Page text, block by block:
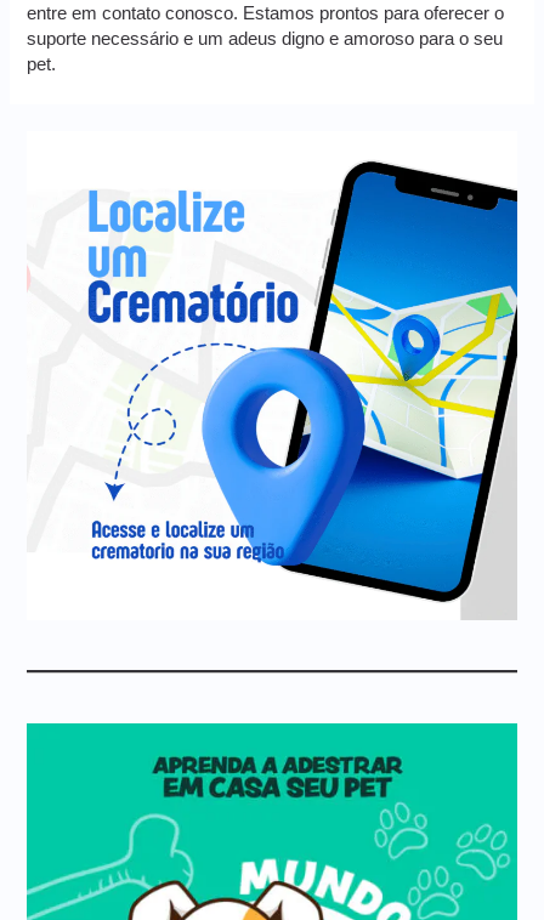
entre em contato conosco. Estamos prontos para oferecer o
suporte necessário e um adeus digno e amoroso para o seu
pet.